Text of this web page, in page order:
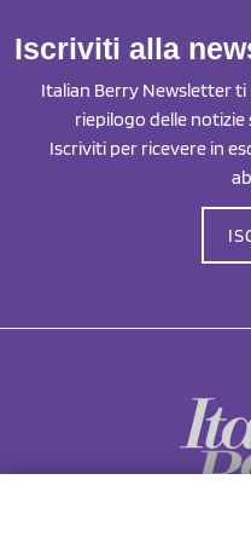
Iscriviti alla
Italian Berry Newsletter
riepilogo delle
Iscriviti per ricevere in